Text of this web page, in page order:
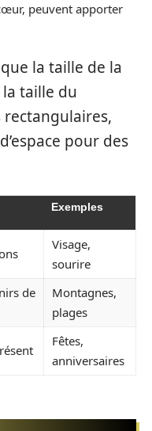
peuvent apporter
la taille de la
taille du
pour des
Exemples
Visage,
sourire
de
Montagnes,
plages
Fêtes,
anniversaires